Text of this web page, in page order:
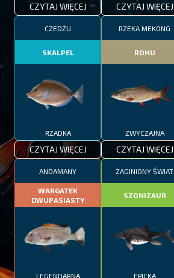
CZYTAJ WIĘCEJ CZYTAJ WIĘCEJ
CZEDŻU
SKALPEL
RZADKA
CZYTAJ WIĘCEJ
RZEKA MEKONG
ROHU
ZWYCZAJNA
CZYTAJ WIĘCEJ
ANDAMANY
WARGATEK
DWUPASIASTY
LEGENDARNA
ZAGINIONY ŚWIAT
SZONIZAUR
EPICKA